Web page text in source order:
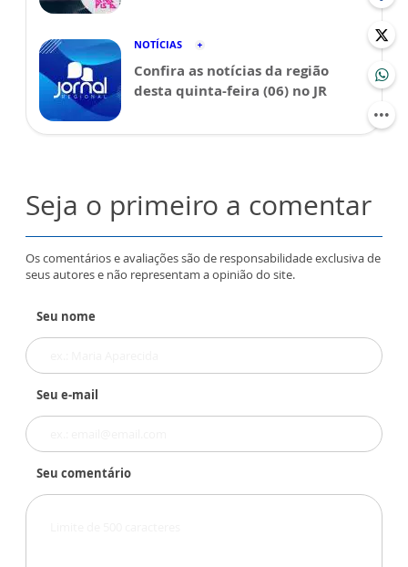
NOTÍCIAS
Confira as notícias da região
desta quinta-feira (06) no JR
Seja o primeiro a comentar
Os comentários e avaliações são de responsabilidade exclusiva de
seus autores e não representam a opinião do site.
Seu nome
Seu e-mail
Seu comentário